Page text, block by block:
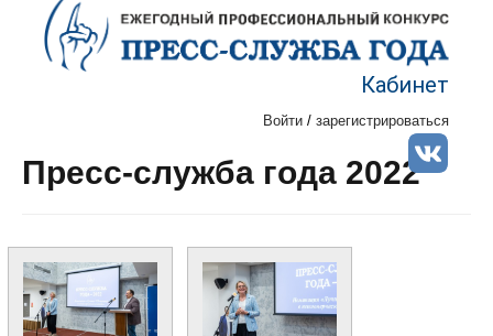
Кабинет
Войти / зарегистрироваться
Пресс-служба года 2022